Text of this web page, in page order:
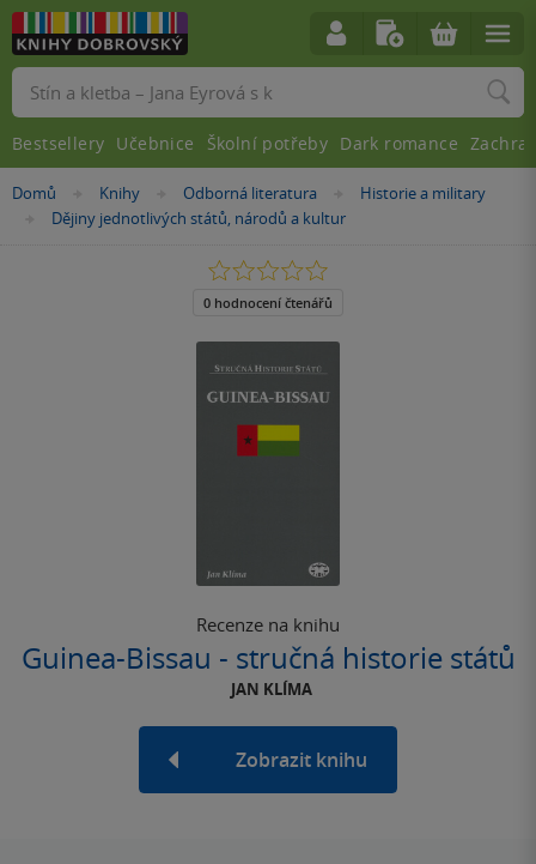
Nacházíte
Domů »Knihy »Odborná literatura »Historie a military
»
Dějiny jednotlivých států, národů a kultur
Recenze na knihu
Guinea-Bissau - stručná historie států
JAN KLÍMA
Zobrazit knihu
0.0
z
5
0 hodnocení čtenářů
Vyhledávání
Bestsellery Učebnice Školní potřeby Dark romance